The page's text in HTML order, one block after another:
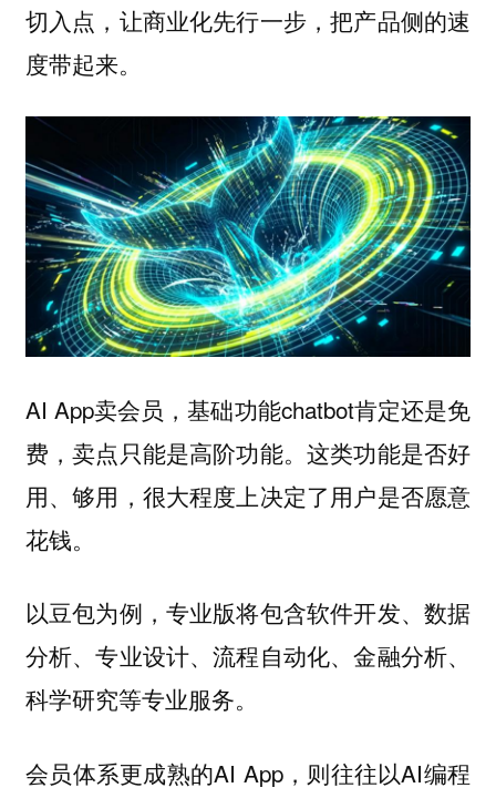
切入点，让商业化先行一步，把产品侧的速
度带起来。
AI App卖会员，基础功能chatbot肯定还是免
费，卖点只能是高阶功能。这类功能是否好
用、够用，很大程度上决定了用户是否愿意
花钱。
以豆包为例，专业版将包含软件开发、数据
分析、专业设计、流程自动化、金融分析、
科学研究等专业服务。
会员体系更成熟的AI App，则往往以AI编程